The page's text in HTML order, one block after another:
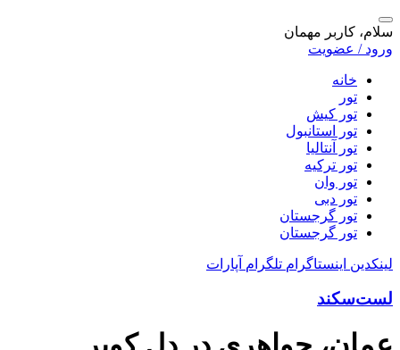
سلام، کاربر مهمان
ورود / عضویت
خانه
تور
تور کیش
تور استانبول
تور آنتالیا
تور ترکیه
تور وان
تور دبی
تور گرجستان
تور گرجستان
لینکدین اینستاگرام تلگرام آپارات
لست‌سکند